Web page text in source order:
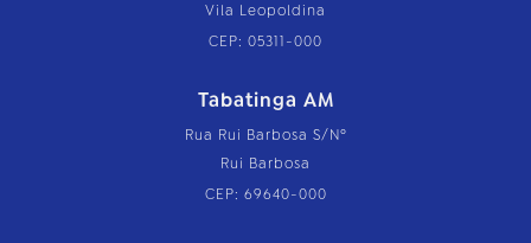
Vila Leopoldina
CEP: 05311-000
Tabatinga AM
Rua Rui Barbosa S/Nº
Rui Barbosa
CEP: 69640-000